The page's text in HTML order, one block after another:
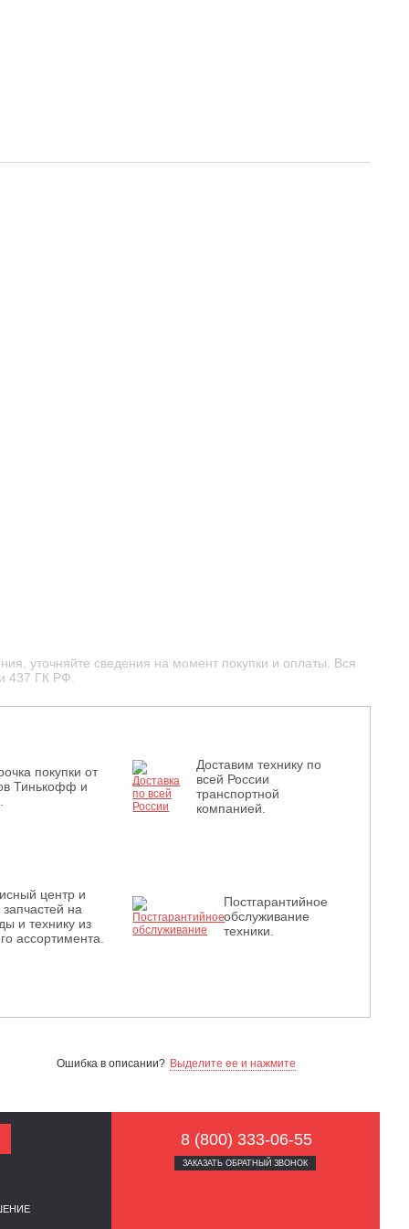
уточняйте сведения на момент покупки и оплаты. Вся
437 ГК РФ.
покупки от
Тинькофф и
Доставим технику по
всей России
транспортной
компанией.
центр и
запчастей на
и технику из
ассортимента.
Постгарантийное
обслуживание
техники.
Ошибка в описании? Выделите ее и нажмите
8 (800) 333-06-55
ЗАКАЗАТЬ ОБРАТНЫЙ ЗВОНОК